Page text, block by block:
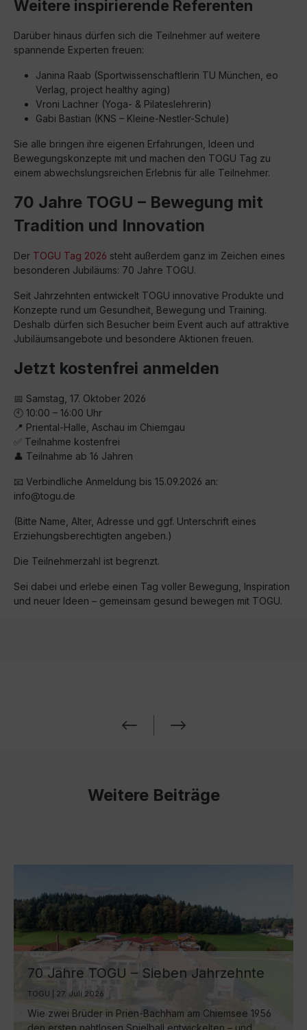
Weitere inspirierende Referenten
Darüber hinaus dürfen sich die Teilnehmer auf weitere
spannende Experten freuen:
Janina Raab (Sportwissenschaftlerin TU München, eo
Verlag, project healthy aging)
Vroni Lachner (Yoga- & Pilateslehrerin)
Gabi Bastian (KNS – Kleine-Nestler-Schule)
Sie alle bringen ihre eigenen Erfahrungen, Ideen und
Bewegungskonzepte mit und machen den TOGU Tag zu
einem abwechslungsreichen Erlebnis für alle Teilnehmer.
70 Jahre TOGU – Bewegung mit
Tradition und Innovation
Der TOGU Tag 2026 steht außerdem ganz im Zeichen eines
besonderen Jubiläums: 70 Jahre TOGU.
Seit Jahrzehnten entwickelt TOGU innovative Produkte und
Konzepte rund um Gesundheit, Bewegung und Training.
Deshalb dürfen sich Besucher beim Event auch auf attraktive
Jubiläumsangebote und besondere Aktionen freuen.
Jetzt kostenfrei anmelden
📅 Samstag, 17. Oktober 2026
🕙 10:00 – 16:00 Uhr
📍 Priental-Halle, Aschau im Chiemgau
✅ Teilnahme kostenfrei
👤 Teilnahme ab 16 Jahren
📧 Verbindliche Anmeldung bis 15.09.2026 an:
info@togu.de
(Bitte Name, Alter, Adresse und ggf. Unterschrift eines
Erziehungsberechtigten angeben.)
Die Teilnehmerzahl ist begrenzt.
Sei dabei und erlebe einen Tag voller Bewegung, Inspiration
und neuer Ideen – gemeinsam gesund bewegen mit TOGU.
Weitere Beiträge
70 Jahre TOGU – Sieben Jahrzehnte
Ball-Manufaktur am Chiemsee
TOGU | 27. Juli 2026
Wie zwei Brüder in Prien-Bachham am Chiemsee 1956
den ersten nahtlosen Spielball entwickelten – und